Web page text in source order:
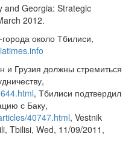
and Georgia: Strategic
2012.
около Тбилиси,
и Грузия должны стремиться
, Тбилиси подтвердил
с Баку,
40747.html, Vestnik
Tbilisi, Wed, 11/09/2011,